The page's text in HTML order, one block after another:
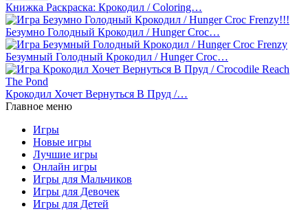
Книжка Раскраска: Крокодил / Coloring…
Безумно Голодный Крокодил / Hunger Croc…
Безумный Голодный Крокодил / Hunger Croc…
Крокодил Хочет Вернуться В Пруд /…
Главное меню
Игры
Новые игры
Лучшие игры
Онлайн игры
Игры для Мальчиков
Игры для Девочек
Игры для Детей